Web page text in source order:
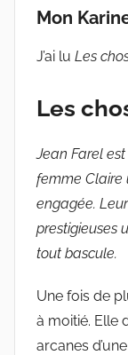
Mon
J’ai lu Les
Les
Jean Farel
femme Claire
engagée.
prestigieuses
tout bascule.
Une fois de
à moitié. Elle
arcanes